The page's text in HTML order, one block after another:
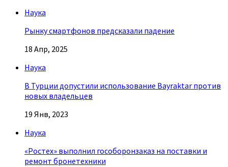
Наука
Рынку смартфонов предсказали падение
18 Апр, 2025
Наука
В Турции допустили использование Bayraktar против
новых владельцев
19 Янв, 2023
Наука
«Ростех» выполнил гособоронзаказ на поставки и
ремонт бронетехники